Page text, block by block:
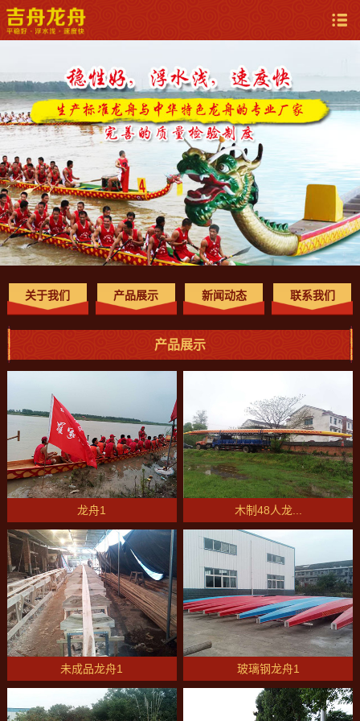
关于我们 产品展示 新闻动态 联系我们
产品展示
龙舟1 木制48人龙...
未成品龙舟1 玻璃钢龙舟1